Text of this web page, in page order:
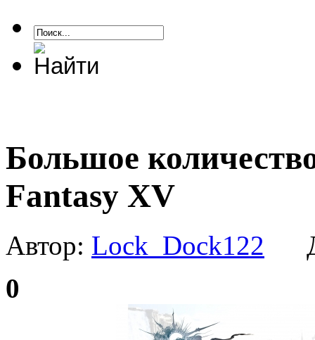
Большое
Fantasy XV
Автор: Lock_Dock122
0